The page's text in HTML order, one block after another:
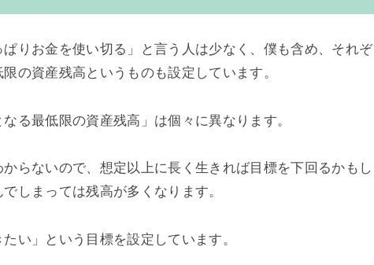
り お金を使い切る」と言う人は少なく、僕も含め、 それぞ
の資産残高というものも設定しています。
る最低限の資産残高」は個々に異なります。
らないので、想定以上に長く生きれば目標を下回るかもし
しまっては残高が多くなります。
い」という目標を設定しています。